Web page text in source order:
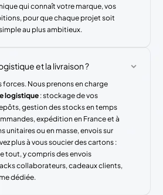
qui connaît votre marque, vos
pour que chaque projet soit
au plus ambitieux.
et la livraison ?
forces. Nous prenons en charge
logistique : stockage de vos
gestion des stocks en temps
expédition en France et à
unitaires ou en masse, envois sur
plus à vous soucier des cartons :
tout, y compris des envois
collaborateurs, cadeaux clients,
dédiée.